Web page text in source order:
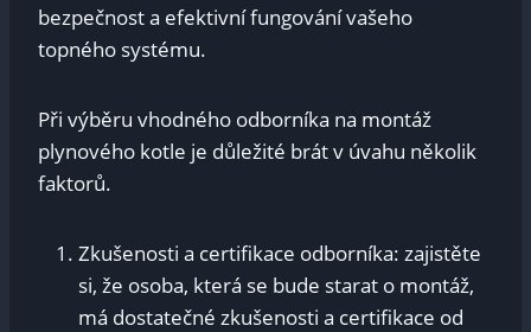
bezpečnost a efektivní fungování vašeho
topného systému.
Při výběru vhodného odborníka na montáž
plynového kotle je důležité brát v úvahu několik
faktorů.
Zkušenosti a certifikace odborníka: zajistěte
si, že osoba, která se bude starat o montáž,
má dostatečné zkušenosti a certifikace od